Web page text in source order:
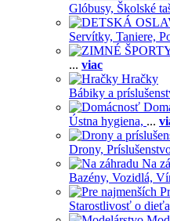
Glóbusy, Školské
Servítky, Taniere,
... viac
Hračky
Bábiky a
Ústna hygiena, ...
Drony,
Na
Bazény, Vozidlá,
Starostlivosť o